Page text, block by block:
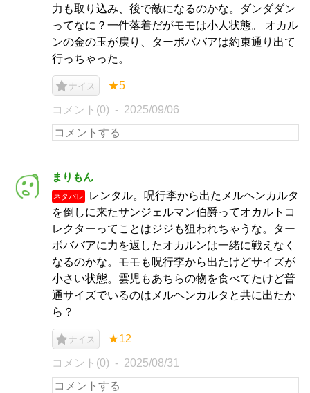
力も取り込み、後で敵になるのかな。ダンダダン
ってなに？一件落着だがモモは小人状態。 オカル
ンの金の玉が戻り、ターボババアは約束通り出て
行っちゃった。
ナイス ★5
コメント(0) 2025/09/06
まりもん
ネタバレ
レンタル。呪行李から出たメルヘンカルタ
を倒しに来たサンジェルマン伯爵ってオカルトコ
レクターってことはジジも狙われちゃうな。ター
ボババアに力を返したオカルンは一緒に戦えなく
なるのかな。モモも呪行李から出たけどサイズが
小さい状態。雲児もあちらの物を食べてたけど普
通サイズでいるのはメルヘンカルタと共に出たか
ら？
ナイス ★12
コメント(0) 2025/08/31